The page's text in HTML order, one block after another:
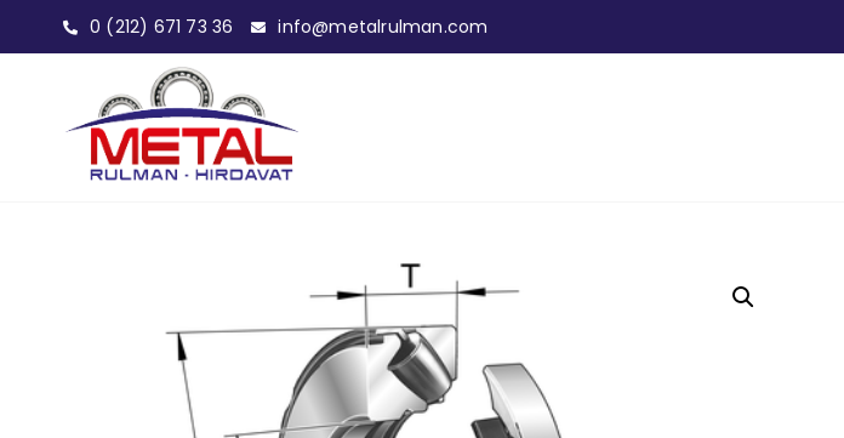
0 (212) 671 73 36 info@metalrulman.com